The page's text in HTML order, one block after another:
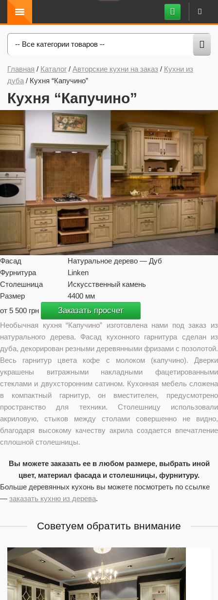
-- Все категории товаров --
Главная / Каталог / Авторские кухни на заказ / Кухни из
дуба / Кухня “Капучино”
Кухня “Капучино”
Фасад
Натуральное дерево — Дуб
Фурнитура
Linken
Столешница
Искусственный камень
Размер
4400 мм
от 5 500 грн
Заказать просчет
Необычная кухня “Капучино” изготовлена нами под заказ из
натурального дерева. Фасад кухонного гарнитура сделан из
дуба, декорирован резными деревянными фризами с позолотой.
Весь гарнитур цвета кофе с молоком (капучино). Дверки
украшены витражными накладными фацетированными
стеклами и двухсторонним сатином. Кухонная мебель сложена
в компактный гарнитур, он вместителен, предусмотрено
пространство для техники. Столешницу использовали
акриловую, стыков между столами совершенно не видно,
благодаря высокому качеству акрила создается впечатление
сплошной столешницы.
Вы можете заказать ее в любом размере, выбрать иной
цвет, материал фасада и столешницы, фурнитуру.
Больше деревянных кухонь вы можете посмотреть по ссылке
— заказать кухню из дерева.
Советуем обратить внимание